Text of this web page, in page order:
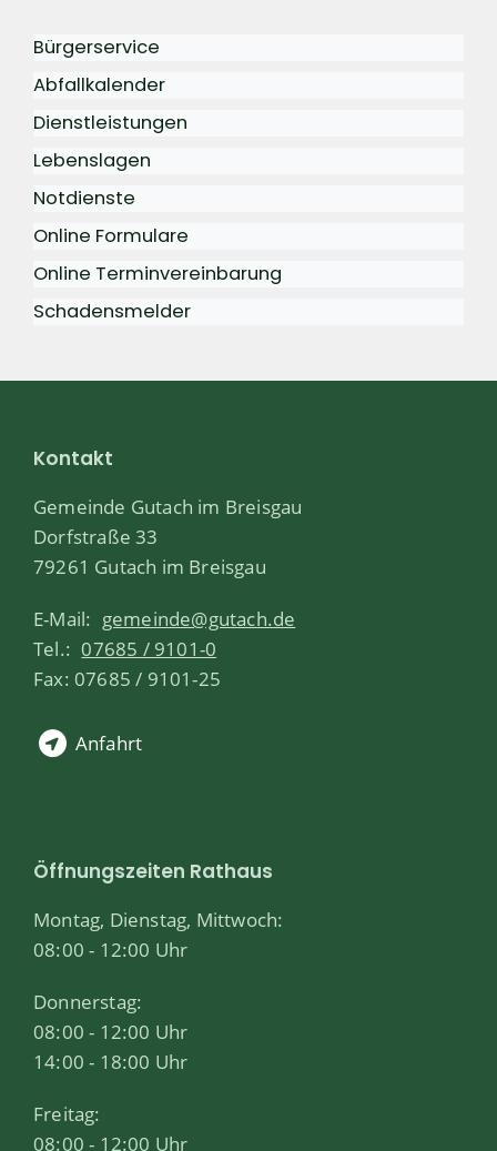
Bürgerservice
Abfallkalender
Dienstleistungen
Lebenslagen
Notdienste
Online Formulare
Online Terminvereinbarung
Schadensmelder
Kontakt
Gemeinde Gutach im Breisgau
Dorfstraße 33
79261 Gutach im Breisgau
E-Mail: gemeinde@gutach.de
Tel.: 07685 / 9101-0
Fax: 07685 / 9101-25
Anfahrt
Öffnungszeiten Rathaus
Montag, Dienstag, Mittwoch:
08:00 - 12:00 Uhr
Donnerstag:
08:00 - 12:00 Uhr
14:00 - 18:00 Uhr
Freitag:
08:00 - 12:00 Uhr